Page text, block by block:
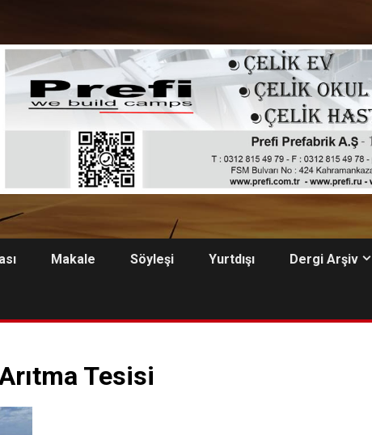
Makale Söyleşi Yurtdışı Dergi Arşiv
Tesisi